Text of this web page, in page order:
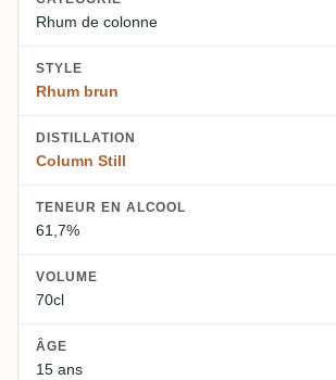
Rhum de colonne
STYLE
Rhum brun
DISTILLATION
Column Still
TENEUR EN ALCOOL
61,7%
VOLUME
70cl
ÂGE
15 ans